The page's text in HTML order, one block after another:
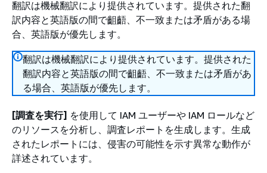
翻訳は機械翻訳により提供されています。提供された翻
訳内容と英語版の間で齟齬、不一致または矛盾がある場
合、英語版が優先します。
翻訳は機械翻訳により提供されています。提供された
翻訳内容と英語版の間で齟齬、不一致または矛盾があ
る場合、英語版が優先します。
[調査を実行] を使用して IAM ユーザーや IAM ロールなど
のリソースを分析し、調査レポートを生成します。生成
されたレポートには、侵害の可能性を示す異常な動作が
詳述されています。